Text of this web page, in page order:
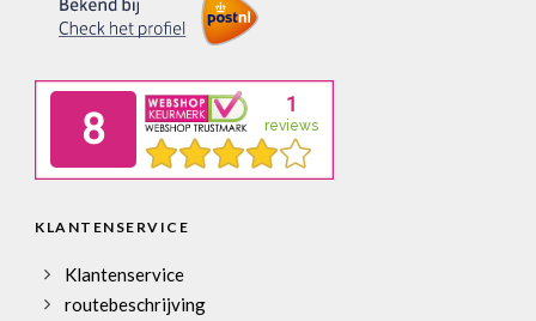
KLANTENSERVICE
Klantenservice
routebeschrijving